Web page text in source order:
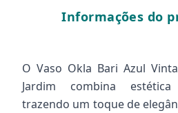
Informações do
O Vaso Okla Bari Azul
Jardim combina
trazendo um toque de